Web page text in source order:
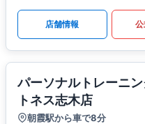
店舗情報 公
パーソナルトレーニ
トネス志木店
朝霞駅から車で8分